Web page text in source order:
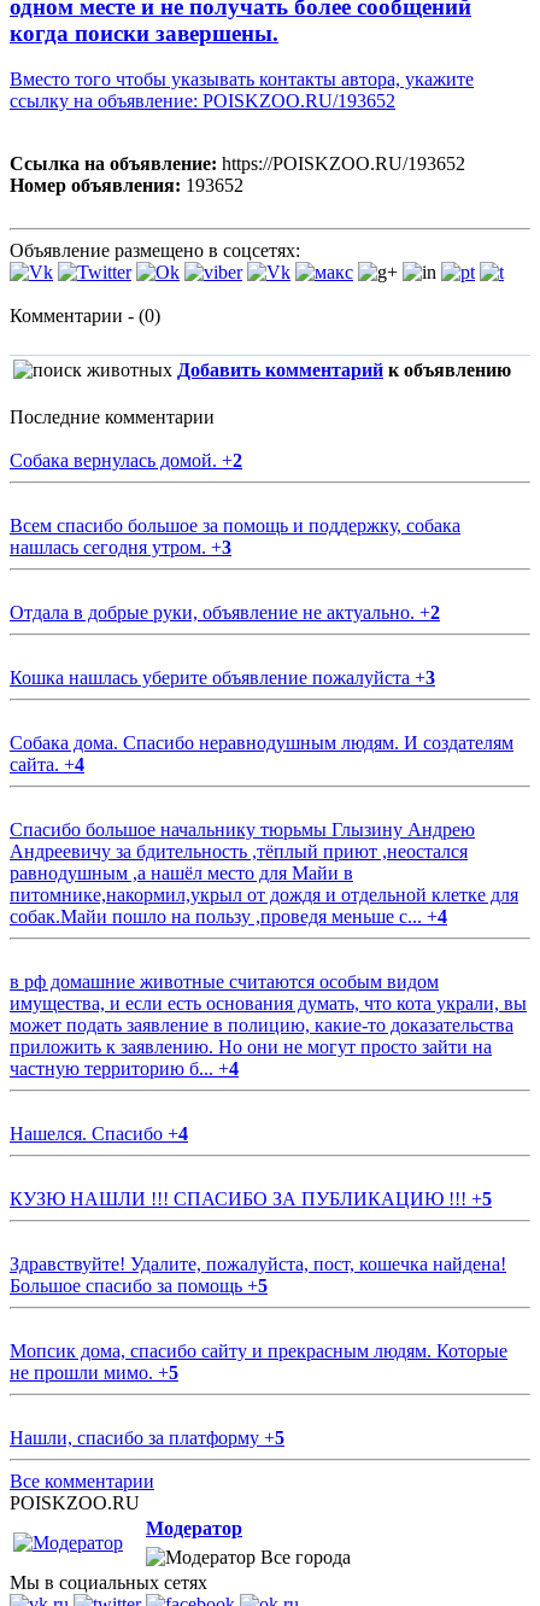
одном месте и не получать более сообщений
когда поиски завершены.
Вместо того чтобы указывать контакты автора, укажите
ссылку на объявление: POISKZOO.RU/193652
Ссылка на объявление: https://POISKZOO.RU/193652
Номер объявления: 193652
Объявление размещено в соцсетях:
Комментарии - (0)
Добавить комментарий к объявлению
Последние комментарии
Собака вернулась домой. +2
Всем спасибо большое за помощь и поддержку, собака
нашлась сегодня утром. +3
Отдала в добрые руки, объявление не актуально. +2
Кошка нашлась уберите объявление пожалуйста +3
Собака дома. Спасибо неравнодушным людям. И создателям
сайта. +4
Спасибо большое начальнику тюрьмы Глызину Андрею
Андреевичу за бдительность ,тёплый приют ,неостался
равнодушным ,а нашёл место для Майи в
питомнике,накормил,укрыл от дождя и отдельной клетке для
собак.Майи пошло на пользу ,проведя меньше с... +4
в рф домашние животные считаются особым видом
имущества, и если есть основания думать, что кота украли, вы
может подать заявление в полицию, какие-то доказательства
приложить к заявлению. Но они не могут просто зайти на
частную территорию б... +4
Нашелся. Спасибо +4
КУЗЮ НАШЛИ !!! СПАСИБО ЗА ПУБЛИКАЦИЮ !!! +5
Здравствуйте! Удалите, пожалуйста, пост, кошечка найдена!
Большое спасибо за помощь +5
Мопсик дома, спасибо сайту и прекрасным людям. Которые
не прошли мимо. +5
Нашли, спасибо за платформу +5
Все комментарии
POISKZOO.RU
Модератор
Все города
Мы в социальных сетях